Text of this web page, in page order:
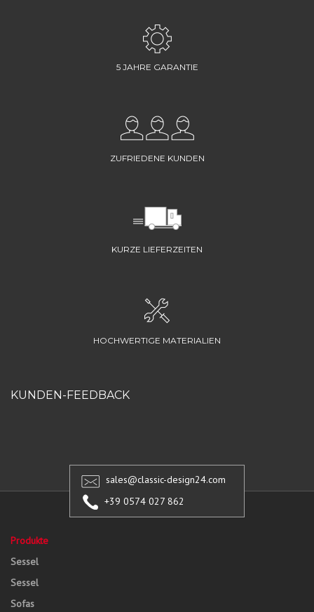
5 JAHRE GARANTIE
ZUFRIEDENE KUNDEN
KURZE LIEFERZEITEN
HOCHWERTIGE MATERIALIEN
KUNDEN-FEEDBACK
sales@classic-design24.com
+39 0574 027 862
Produkte
Sessel
Sessel
Sofas